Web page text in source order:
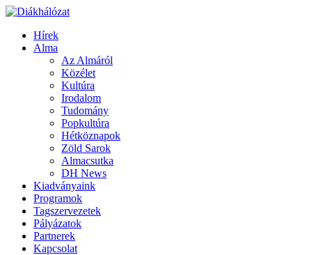
Hírek
Alma
Az Almáról
Közélet
Kultúra
Irodalom
Tudomány
Popkultúra
Hétköznapok
Zöld Sarok
Almacsutka
DH News
Kiadványaink
Programok
Tagszervezetek
Pályázatok
Partnerek
Kapcsolat